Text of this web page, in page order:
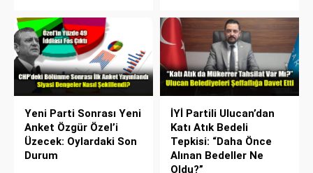
Yeni Parti Sonrası Yeni
Anket Özgür Özel’i
Üzecek: Oylardaki Son
Durum
İYİ Partili Ulucan’dan
Katı Atık Bedeli
Tepkisi: “Daha Önce
Alınan Bedeller Ne
Oldu?”